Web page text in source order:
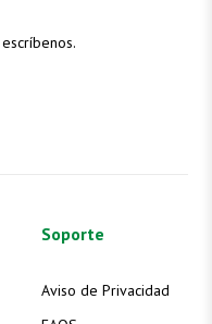
Soporte
Aviso de Privacidad